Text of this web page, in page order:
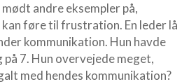
andre eksempler på,
føre til frustration. En leder lå
kommunikation. Hun havde
7. Hun overvejede meget,
med hendes kommunikation?